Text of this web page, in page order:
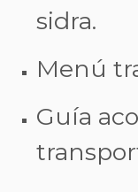
sidra.
Menú
Guía